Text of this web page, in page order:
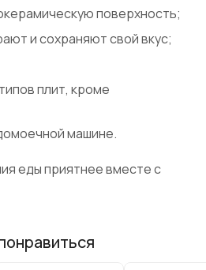
поверхность;
и сохраняют свой вкус;
плит, кроме
машине.
еды приятнее вместе с